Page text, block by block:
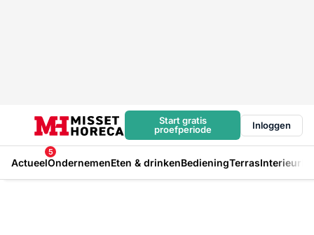
Start gratis
proefperiode
Inloggen
Actueel
5
OndernemenEten & drinkenBedieningTerrasInterieur